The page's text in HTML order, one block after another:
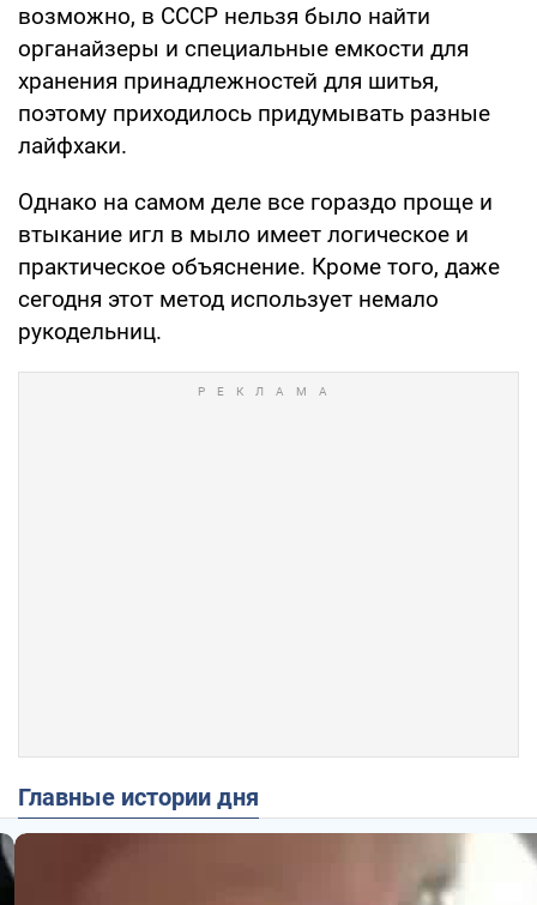
возможно, в СССР нельзя было найти
органайзеры и специальные емкости для
хранения принадлежностей для шитья,
поэтому приходилось придумывать разные
лайфхаки.
Однако на самом деле все гораздо проще и
втыкание игл в мыло имеет логическое и
практическое объяснение. Кроме того, даже
сегодня этот метод использует немало
рукодельниц.
Главные истории дня